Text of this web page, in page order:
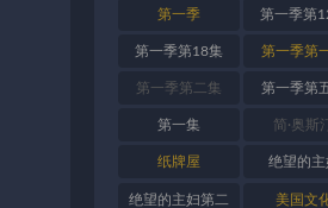
英语
第一季 第一季第
第一季第18集 第一季第
第一季第二集 第一季第
第一集 简·奥斯汀
纸牌屋 绝望的主
绝望的主妇第二 美国文